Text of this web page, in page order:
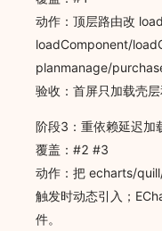
动作：顶层路由改
loadComponent/
planmanage/
验收：首屏只加载壳
阶段3：重依赖延迟加
覆盖：#2 #3
动作：把 echarts/
触发时动态引入；
件。